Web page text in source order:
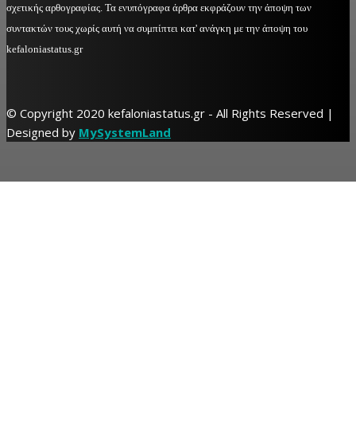
σχετικής αρθογραφίας. Τα ενυπόγραφα άρθρα εκφράζουν την άποψη των
συντακτών τους χωρίς αυτή να συμπίπτει κατ' ανάγκη με την άποψη του
kefaloniastatus.gr
© Copyright 2020 kefaloniastatus.gr - All Rights Reserved |
Designed by MySystemLand